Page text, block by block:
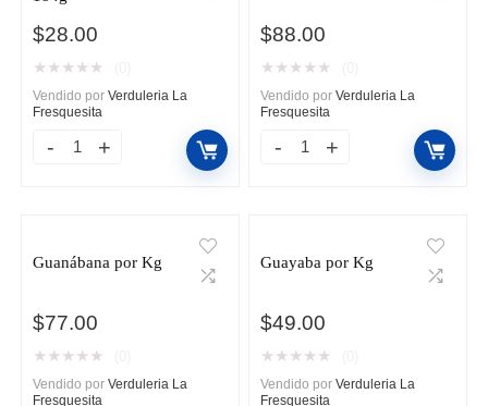
$28.00
★ ★ ★ ★ ★
Vendido por Verduleria La
Fresquesita
Cup
Roja
cantidad
$88.00
★ ★ ★ ★ ★
Vendido por Verduleria La
Fresquesita
Durazno
cantidad
Guanábana por Kg
$77.00
★ ★ ★ ★ ★
Vendido por Verduleria La
Fresquesita
Guayaba por Kg
$49.00
★ ★ ★ ★ ★
Vendido por Verduleria La
Fresquesita